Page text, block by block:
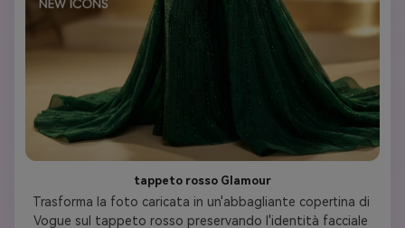
tappeto rosso Glamour
Trasforma la foto caricata in un'abbagliante copertina di
Vogue sul tappeto rosso preservando l'identità facciale